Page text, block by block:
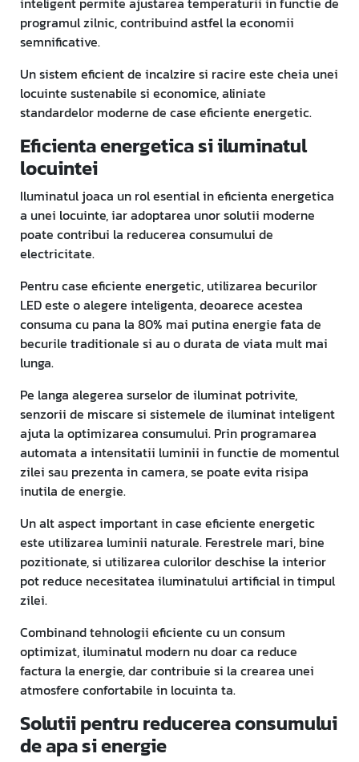
programul zilnic, contribuind astfel la economii
semnificative.
Un sistem eficient de incalzire si racire este cheia unei
locuinte sustenabile si economice, aliniate
standardelor moderne de case eficiente energetic.
Eficienta energetica si iluminatul
locuintei
Iluminatul joaca un rol esential in eficienta energetica
a unei locuinte, iar adoptarea unor solutii moderne
poate contribui la reducerea consumului de
electricitate.
Pentru case eficiente energetic, utilizarea becurilor
LED este o alegere inteligenta, deoarece acestea
consuma cu pana la 80% mai putina energie fata de
becurile traditionale si au o durata de viata mult mai
lunga.
Pe langa alegerea surselor de iluminat potrivite,
senzorii de miscare si sistemele de iluminat inteligent
ajuta la optimizarea consumului. Prin programarea
automata a intensitatii luminii in functie de momentul
zilei sau prezenta in camera, se poate evita risipa
inutila de energie.
Un alt aspect important in case eficiente energetic
este utilizarea luminii naturale. Ferestrele mari, bine
pozitionate, si utilizarea culorilor deschise la interior
pot reduce necesitatea iluminatului artificial in timpul
zilei.
Combinand tehnologii eficiente cu un consum
optimizat, iluminatul modern nu doar ca reduce
factura la energie, dar contribuie si la crearea unei
atmosfere confortabile in locuinta ta.
Solutii pentru reducerea consumului
de apa si energie